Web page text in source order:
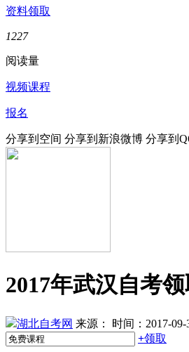
资料领取
1227
阅读量
视频课程
报名
分享到空间 分享到新浪微博 分享到
2017年武汉自考
湖北自考网 来源：
时间：2017-09-
+领取